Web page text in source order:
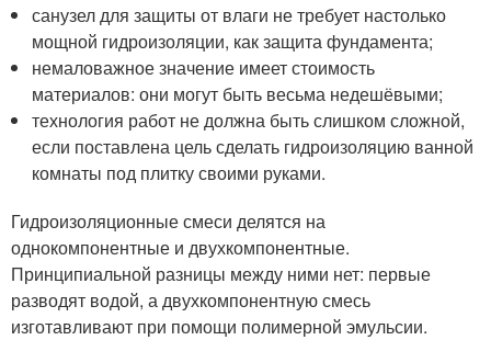
санузел для защиты от влаги не требует настолько
мощной гидроизоляции, как защита фундамента;
немаловажное значение имеет стоимость
материалов: они могут быть весьма недешёвыми;
технология работ не должна быть слишком сложной,
если поставлена цель сделать гидроизоляцию ванной
комнаты под плитку своими руками.
Гидроизоляционные смеси делятся на
однокомпонентные и двухкомпонентные.
Принципиальной разницы между ними нет: первые
разводят водой, а двухкомпонентную смесь
изготавливают при помощи полимерной эмульсии.